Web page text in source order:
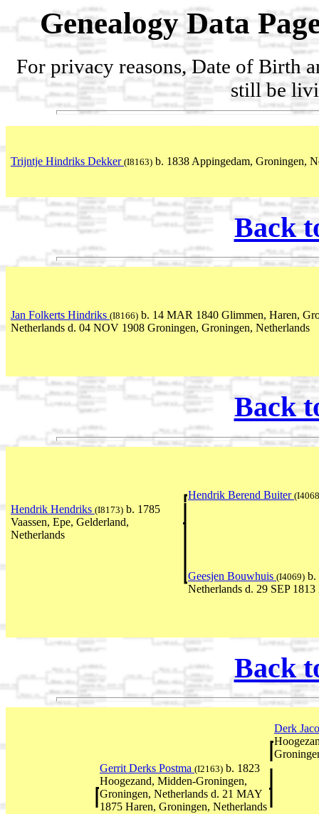
Genealogy Data
For privacy reasons, Date of Birth
still be
Trijntje Hindriks Dekker (I8163) b. 1838 Appingedam, Groningen,
Back
Jan Folkerts Hindriks (I8166) b. 14 MAR 1840 Glimmen, Haren,
Netherlands d. 04 NOV 1908 Groningen, Groningen, Netherlands
Back
Hendrik Berend Buiter
Hendrik Hendriks (I8173) b. 1785
Vaassen, Epe, Gelderland,
Netherlands
Geesjen Bouwhuis (I4069) b.
Netherlands d. 29 SEP
Back
Derk
Gerrit Derks Postma (I2163) b. 1823
Hoogezand, Midden-Groningen,
Groningen, Netherlands d. 21 MAY
1875 Haren, Groningen, Netherlands